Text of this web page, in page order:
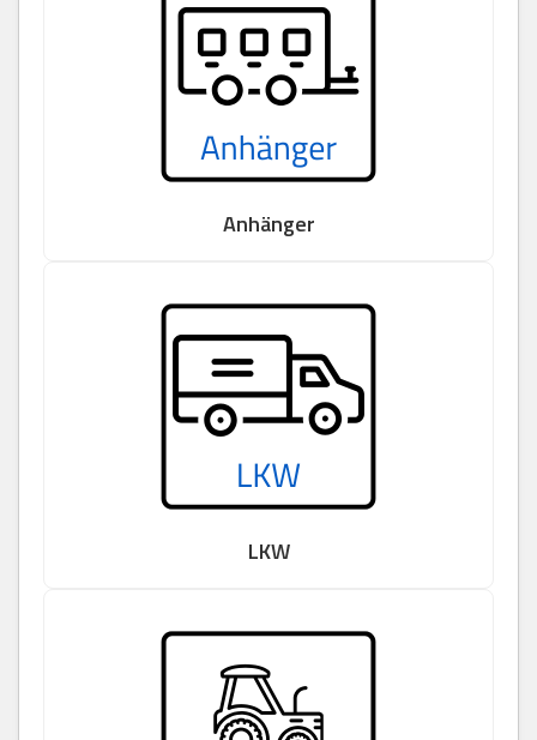
Anhänger
LKW